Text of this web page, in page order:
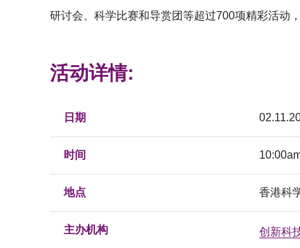
研讨会、科学比赛和导赏团等超过700项精彩活动
活动详情:
日期
时间
地点 香港科
主办机构 创新科